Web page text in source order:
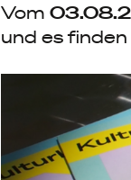
Vom
und es